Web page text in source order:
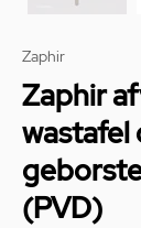
Zaphir
Zaphir
wastafel
(PVD)